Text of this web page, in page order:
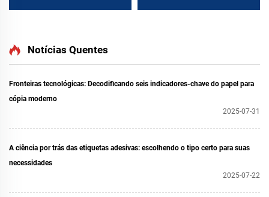
Notícias Quentes
Fronteiras tecnológicas: Decodificando seis indicadores-chave do papel para
cópia moderno
2025-07-31
A ciência por trás das etiquetas adesivas: escolhendo o tipo certo para suas
necessidades
2025-07-22